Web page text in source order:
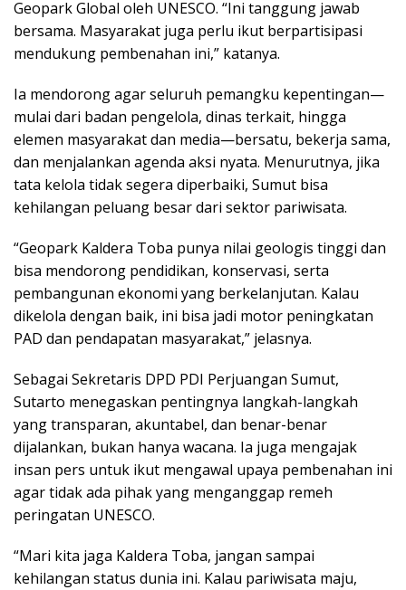
Geopark Global oleh UNESCO. “Ini tanggung jawab
bersama. Masyarakat juga perlu ikut berpartisipasi
mendukung pembenahan ini,” katanya.
Ia mendorong agar seluruh pemangku kepentingan—
mulai dari badan pengelola, dinas terkait, hingga
elemen masyarakat dan media—bersatu, bekerja sama,
dan menjalankan agenda aksi nyata. Menurutnya, jika
tata kelola tidak segera diperbaiki, Sumut bisa
kehilangan peluang besar dari sektor pariwisata.
“Geopark Kaldera Toba punya nilai geologis tinggi dan
bisa mendorong pendidikan, konservasi, serta
pembangunan ekonomi yang berkelanjutan. Kalau
dikelola dengan baik, ini bisa jadi motor peningkatan
PAD dan pendapatan masyarakat,” jelasnya.
Sebagai Sekretaris DPD PDI Perjuangan Sumut,
Sutarto menegaskan pentingnya langkah-langkah
yang transparan, akuntabel, dan benar-benar
dijalankan, bukan hanya wacana. Ia juga mengajak
insan pers untuk ikut mengawal upaya pembenahan ini
agar tidak ada pihak yang menganggap remeh
peringatan UNESCO.
“Mari kita jaga Kaldera Toba, jangan sampai
kehilangan status dunia ini. Kalau pariwisata maju,